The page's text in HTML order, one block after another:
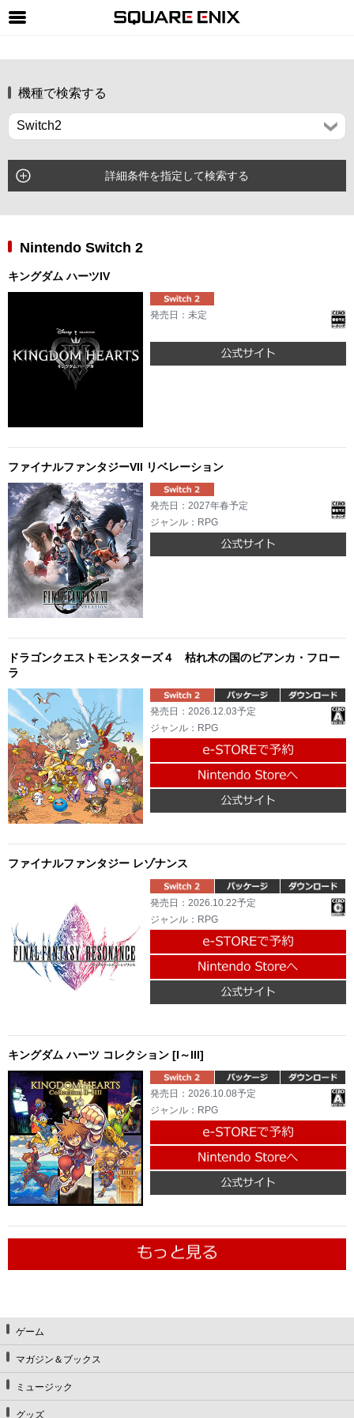
マガジン＆ブックス
ミュージック
グッズ
採用情報
SQUARE ENIX サイト内検索
機種で検索する
詳細条件を指定して検索する
Nintendo Switch 2
キングダム ハーツIV
発売日：未定
ファイナルファンタジーVII リベレーション
発売日：2027年春予定
ジャンル：RPG
ドラゴンクエストモンスターズ４ 枯れ木の国のビアンカ・フロー
ラ
発売日：2026.12.03予定
ジャンル：RPG
ファイナルファンタジー レゾナンス
発売日：2026.10.22予定
ジャンル：RPG
キングダム ハーツ コレクション [I～III]
発売日：2026.10.08予定
ジャンル：RPG
ゲーム
マガジン＆ブックス
ミュージック
グッズ